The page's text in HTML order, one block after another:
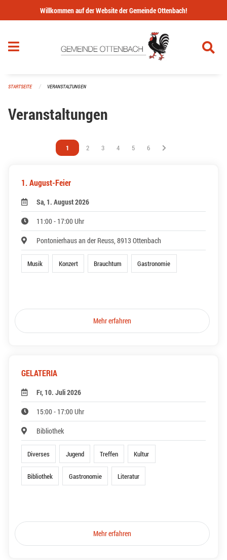
Navigation überspringen
Willkommen auf der Website der Gemeinde Ottenbach!
STARTSEITE VERANSTALTUNGEN
Veranstaltungen
Vous êtes sur la page
1 Vous êtes sur la page
2 Vous êtes sur la page
3 Vous êtes sur la page
4 Vous êtes sur la page
5 Vous êtes sur la page
6
1. August-Feier
Sa, 1. August 2026
11:00 - 17:00 Uhr
Pontonierhaus an der Reuss, 8913 Ottenbach
Musik Konzert Brauchtum Gastronomie
Mehr erfahren
GELATERIA
Fr, 10. Juli 2026
15:00 - 17:00 Uhr
Bibliothek
Diverses Jugend Treffen Kultur
Bibliothek Gastronomie Literatur
Mehr erfahren